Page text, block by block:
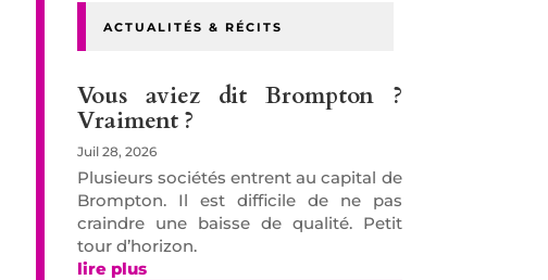
ACTUALITÉS & RÉCITS
Vous aviez dit Brompton ?
Vraiment ?
Juil 28, 2026
Plusieurs sociétés entrent au capital de
Brompton. Il est difficile de ne pas
craindre une baisse de qualité. Petit
tour d’horizon.
lire plus